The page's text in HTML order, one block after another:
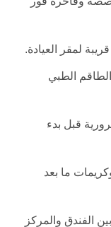
لمقر العيادة.
الطبي
قبل بدء
ما بعد
الفندق والمركز